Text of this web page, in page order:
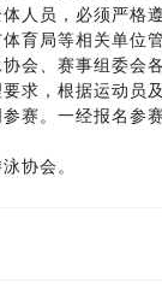
人员，必须严格
育局等相关单位
会、赛事组委会
求，根据运动员
赛。一经报名参
协会。